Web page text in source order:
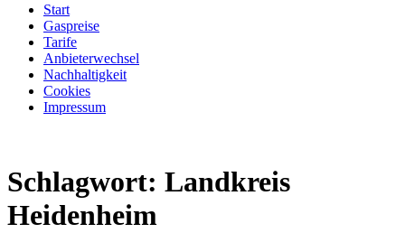
Start
Gaspreise
Tarife
Anbieterwechsel
Nachhaltigkeit
Cookies
Impressum
Schlagwort: Landkreis
Heidenheim